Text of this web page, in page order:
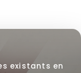
existants en